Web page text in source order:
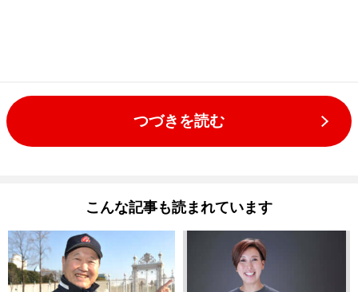
つづきを読む
こんな記事も読まれています